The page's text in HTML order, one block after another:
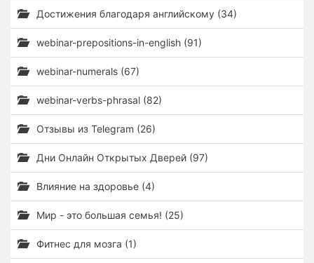
Достижения благодаря английскому (34)
webinar-prepositions-in-english (91)
webinar-numerals (67)
webinar-verbs-phrasal (82)
Отзывы из Telegram (26)
Дни Онлайн Открытых Дверей (97)
Влияние на здоровье (4)
Мир - это большая семья! (25)
Фитнес для мозга (1)